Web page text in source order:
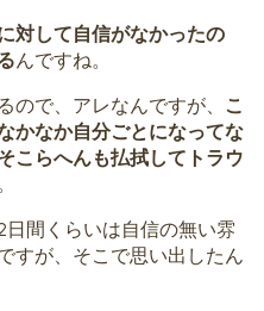
対して自信がなかったの
んですね。
ので、アレなんですが、
こ
かなか自分ごとになってな
こらへんも払拭してトラウ
間くらいは自信の無い雰
すが、そこで思い出したん